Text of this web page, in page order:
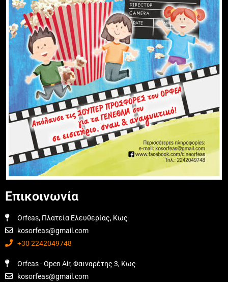
Επικοινωνία
Orfeas, Πλατεία Ελευθερίας, Κως
kosorfeas@gmail.com
+30 2242049748
Orfeas - Open Air, Φαιναρέτης 3, Κως
kosorfeas@gmail.com